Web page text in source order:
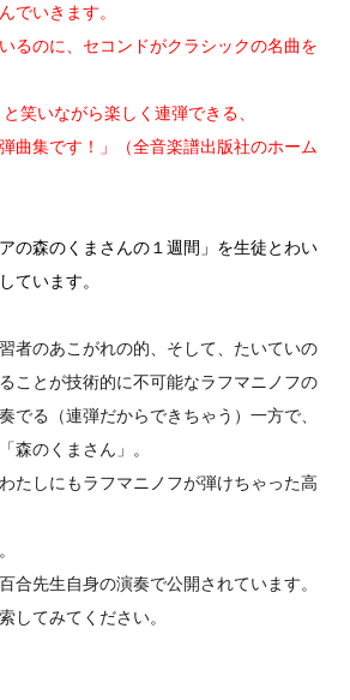
でいきます。
るのに、セコンドがクラシックの名曲を
笑いながら楽しく連弾できる、
曲集です！」（全音楽譜出版社のホーム
の森のくまさんの１週間」を生徒とわい
ています。
者のあこがれの的、そして、たいていの
ことが技術的に不可能なラフマニノフの
でる（連弾だからできちゃう）一方で、
森のくまさん」。
たしにもラフマニノフが弾けちゃった高
合先生自身の演奏で公開されています。
してみてください。